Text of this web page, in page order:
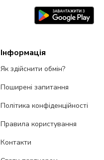
Інформація
Як здійснити обмін?
Поширені запитання
Політика конфіденційності
Правила користування
Контакти